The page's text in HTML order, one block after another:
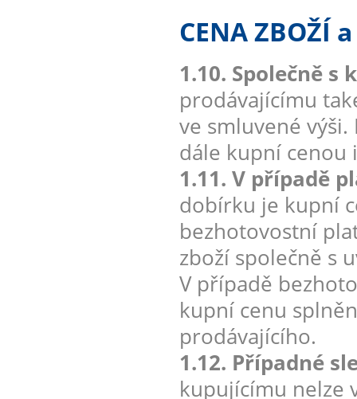
CENA ZBOŽÍ
1.10. Společně s
prodávajícímu
ve smluvené
dále kupní cenou
1.11. V případě
dobírku je kupní
bezhotovostní
zboží společně s
V případě
kupní cenu
prodávajícího.
1.12. Případné
kupujícímu nelze